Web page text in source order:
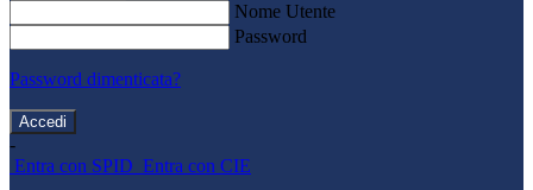
Nome Utente
Password
Password dimenticata?
-
Entra con SPID Entra con CIE